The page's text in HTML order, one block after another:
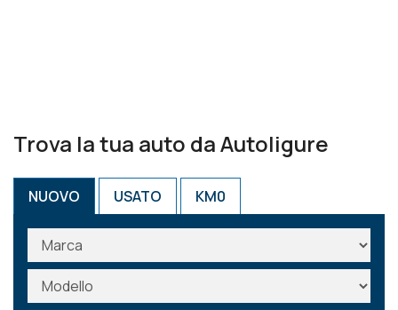
Trova la tua auto da Autoligure
NUOVO USATO KM0